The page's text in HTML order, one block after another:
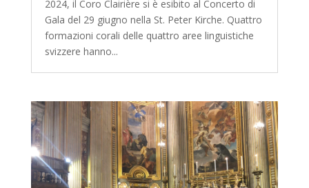
2024, il Coro Clairière si è esibito al Concerto di
Gala del 29 giugno nella St. Peter Kirche. Quattro
formazioni corali delle quattro aree linguistiche
svizzere hanno...